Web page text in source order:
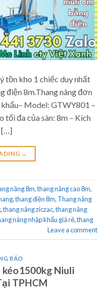
tồn kho 1 chiếc duy nhất
điện 8m.Thang nâng đơn
Model: GTWY801 –
tối đa của sàn: 8m – Kích
[…]
→
nâng 8m,thang nâng cao 8m,
,thang điện 8m, Thang nâng
,thang nâng ziczac,thang nâng
nâng nhập khẩu giá rẻ,thang
Leave a comment
BÁO
Niuli
TPHCM